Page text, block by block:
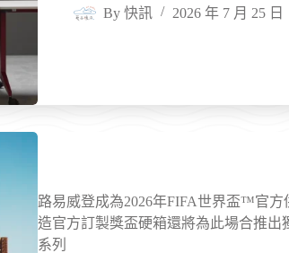
By 快訊 2026 年 7 月 25 日
路易威登成為2026年FIFA世界盃™官
造官方訂製獎盃硬箱還將為此場合推出
系列